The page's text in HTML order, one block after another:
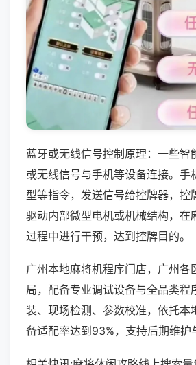
蓝牙或无线信号控制原理：一些智
或无线信号与手机等设备连接。手
型等指令，发送信号给控牌器，控
驱动内部微型电机或机械结构，在
过程中进行干预，达到控牌目的。
广州本地麻将机程序门店，广州各
局，配备专业调试设备与全品类程
装、现场检测、参数校准，依托本
备适配率达到93%，支持后期维护